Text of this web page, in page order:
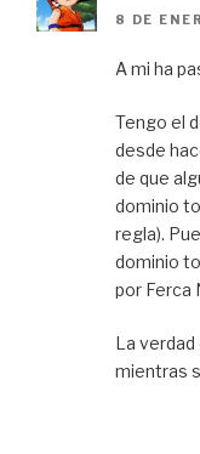
8 DE
A mi ha
Tengo el
desde
de que
dominio
regla).
dominio
por Ferca
La verdad
mientras